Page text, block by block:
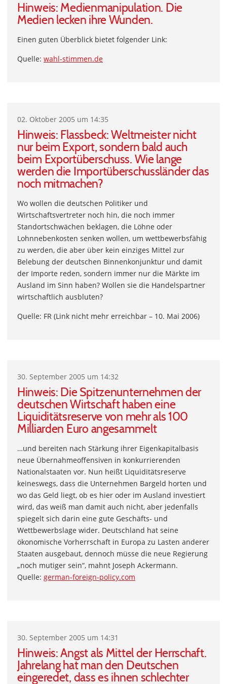
Hinweis: Medienmanipulation. Die
Medien lecken ihre Wunden.
Einen guten Überblick bietet folgender Link:
Quelle: wahl-stimmen.de
02. Oktober 2005 um 14:35
Hinweis: Flassbeck: Weltmeister nicht
nur beim Export, sondern bald auch
beim Exportüberschuss. Wie lange
werden die Importüberschussländer das
noch mitmachen?
Wo wollen die deutschen Politiker und
Wirtschaftsvertreter noch hin, die noch immer
Standortschwächen beklagen, die Löhne oder
Lohnnebenkosten senken wollen, um wettbewerbsfähig
zu werden, die aber über kein einziges Mittel zur
Belebung der deutschen Binnenkonjunktur und damit
der Importe reden, sondern immer nur die Märkte im
Ausland im Sinn haben? Wollen sie die Handelspartner
wirtschaftlich ausbluten?
Quelle: FR (Link nicht mehr erreichbar – 10. Mai 2006)
30. September 2005 um 14:32
Hinweis: Die Spitzenunternehmen der
deutschen Wirtschaft haben eine
Liquiditätsreserve von mehr als 100
Milliarden Euro angesammelt
…und bereiten nach Stärkung ihrer Eigenkapitalbasis
neue Übernahmeoffensiven in konkurrierenden
Nationalstaaten vor. Nun heißt Liquiditätsreserve
keineswegs, dass die Unternehmen Bargeld horten und
wo das Geld liegt, ob es hier oder im Ausland investiert
wird, das weiß man damit auch nicht, aber jedenfalls
spiegelt sich darin eine gute Geschäfts- und
Wettbewerbslage wider. Deutschland hat seine
ökonomische Vorherrschaft in Europa zu Lasten anderer
Staaten ausgebaut, dennoch müsse die neue Regierung
„noch mutiger sein“, mahnt Joseph Ackermann.
Quelle: german-foreign-policy.com
30. September 2005 um 14:31
Hinweis: Angst als Mittel der Herrschaft.
Jahrelang hat man den Deutschen
eingeredet, dass es ihnen schlechter